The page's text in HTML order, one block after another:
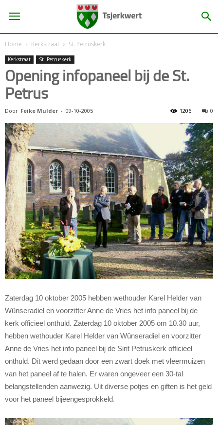
Home Kerkstraat St. Petruskerk
Kerkstraat St. Petruskerk
Opening infopaneel bij de St.
Petrus
Door Feike Mulder - 09-10-2005 0
1206
Zaterdag 10 oktober 2005 hebben wethouder Karel Helder van
Wûnseradiel en voorzitter Anne de Vries het info paneel bij de
kerk officieel onthuld. Zaterdag 10 oktober 2005 om 10.30 uur,
hebben wethouder Karel Helder van Wûnseradiel en voorzitter
Anne de Vries het info paneel bij de Sint Petruskerk officieel
onthuld. Dit werd gedaan door een zwart doek met vleermuizen
van het paneel af te halen. Er waren ongeveer een 30-tal
belangstellenden aanwezig. Uit diverse potjes en giften is het geld
voor het paneel bijeengesprokkeld.